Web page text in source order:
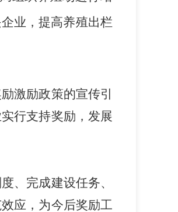
业 ，提高养殖出栏
激励政策的宣传引
实行支持奖励，发展
、 完成建设任务、
应，为今后奖励工